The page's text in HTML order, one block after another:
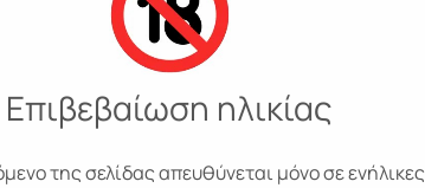
Επιβεβαίωση ηλικίας
της σελίδας απευθύνεται μόνο σε